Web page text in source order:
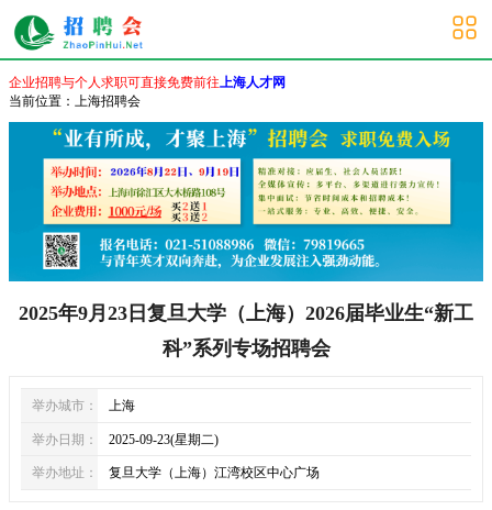
上海校园招聘会
企业招聘与个人求职可直接免费前往上海人才网
当前位置： 上海招聘会
2025年9月23日复旦大学（上海）2026届毕业生“新工
科”系列专场招聘会
举办城市： 上海
举办日期： 2025-09-23(星期二)
举办地址： 复旦大学（上海）江湾校区中心广场